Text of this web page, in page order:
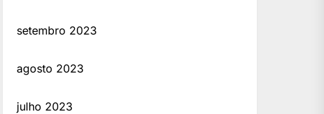
setembro 2023
agosto 2023
julho 2023